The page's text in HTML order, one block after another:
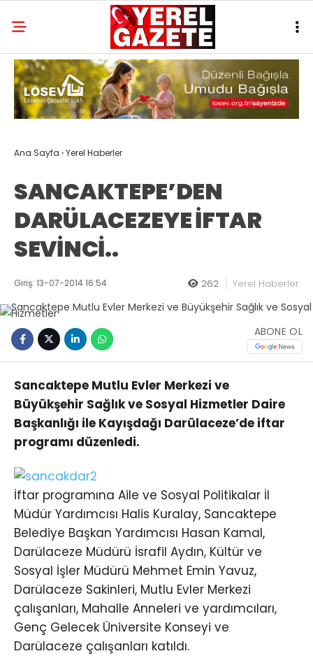
Ana Sayfa ›Yerel Haberler
SANCAKTEPE’DEN
DARÜLACEZEYE İFTAR
SEVİNCİ..
Giriş: 13-07-2014 16:54 262 Yerel Haberler
ABONE OL
Sancaktepe Mutlu Evler Merkezi ve
Büyükşehir Sağlık ve Sosyal Hizmetler Daire
Başkanlığı ile Kayışdağı Darülaceze’de iftar
programı düzenledi.
İftar programına Aile ve Sosyal Politikalar İl
Müdür Yardımcısı Halis Kuralay, Sancaktepe
Belediye Başkan Yardımcısı Hasan Kamal,
Darülaceze Müdürü İsrafil Aydın, Kültür ve
Sosyal İşler Müdürü Mehmet Emin Yavuz,
Darülaceze Sakinleri, Mutlu Evler Merkezi
çalışanları, Mahalle Anneleri ve yardımcıları,
Genç Gelecek Üniversite Konseyi ve
Darülaceze çalışanları katıldı.